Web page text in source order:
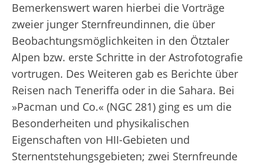
Bemerkenswert waren hierbei die Vorträge
zweier junger Sternfreundinnen, die über
Beobachtungsmöglichkeiten in den Ötztaler
Alpen bzw. erste Schritte in der Astrofotografie
vortrugen. Des Weiteren gab es Berichte über
Reisen nach Teneriffa oder in die Sahara. Bei
»Pacman und Co.« (NGC 281) ging es um die
Besonderheiten und physikalischen
Eigenschaften von HII-Gebieten und
Sternentstehungsgebieten; zwei Sternfreunde